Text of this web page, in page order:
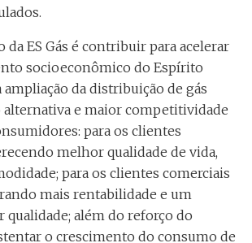
da ES Gás é contribuir para acelerar
socioeconômico do Espírito
ampliação da distribuição de gás
e maior competitividade
para os clientes
melhor qualidade de vida,
para os clientes comerciais
mais rentabilidade e um
qualidade; além do reforço do
o crescimento do consumo de